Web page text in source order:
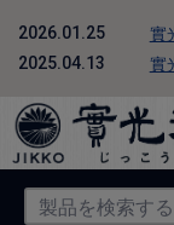
2026.01.25 實
2025.04.13 實